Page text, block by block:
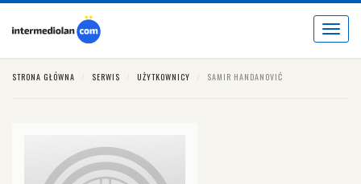
Toggle
STRONA GŁÓWNA SERWIS UŻYTKOWNICY SAMIR HANDANOVIĆ